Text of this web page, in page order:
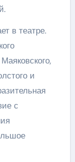
в театре.
и
с